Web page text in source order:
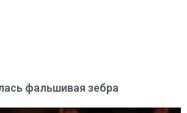
фальшивая зебра